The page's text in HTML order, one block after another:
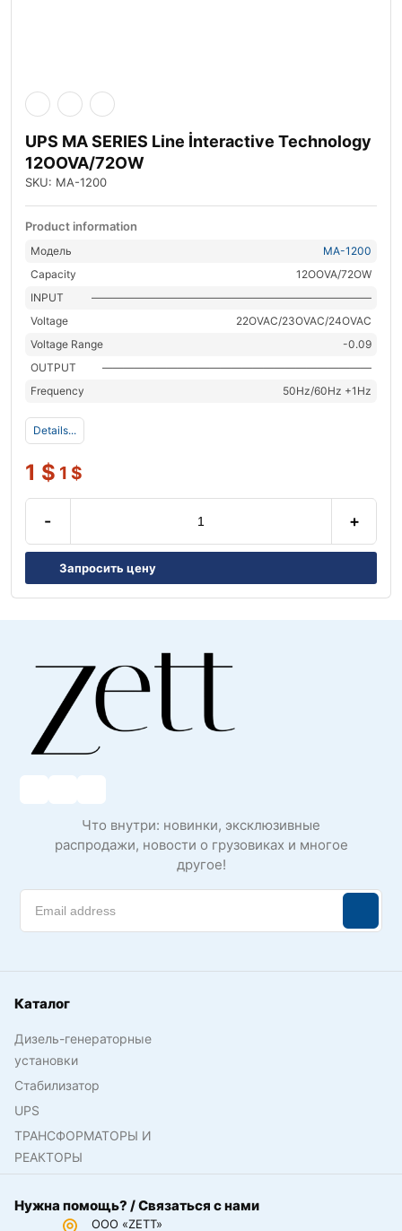
UPS MA SERIES Line İnteractive Technology
12OOVA/72OW
SKU: MA-1200
Product information
Модель
MA-1200
Capacity
12OOVA/72OW
INPUT
——————————————————————————
Voltage
22OVAC/23OVAC/24OVAC
Voltage Range
-0.09
OUTPUT
—————————————————————————
Frequency
50Hz/60Hz +1Hz
Details...
1 $ 1 $
- +
Запросить цену
Что внутри: новинки, эксклюзивные
распродажи, новости о грузовиках и многое
другое!
Каталог
Дизель-генераторные
установки
Стабилизатор
UPS
ТРАНСФОРМАТОРЫ И
РЕАКТОРЫ
Нужна помощь? / Связаться с нами
ООО «ZETT»